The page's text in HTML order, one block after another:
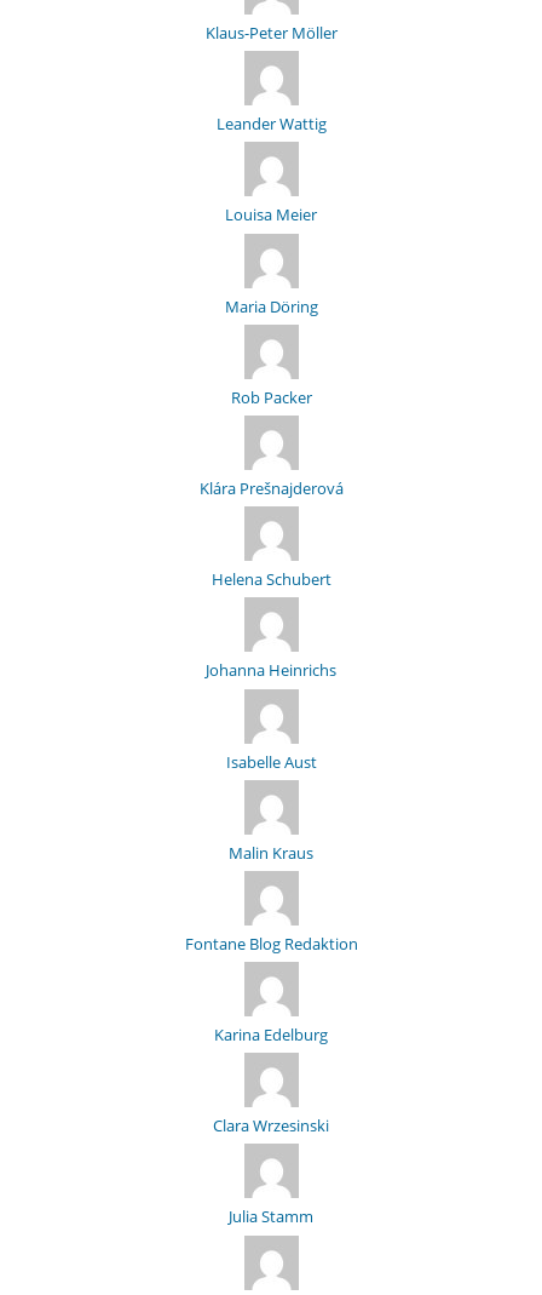
Klaus-Peter Möller
Leander Wattig
Louisa Meier
Maria Döring
Rob Packer
Klára Prešnajderová
Helena Schubert
Johanna Heinrichs
Isabelle Aust
Malin Kraus
Fontane Blog Redaktion
Karina Edelburg
Clara Wrzesinski
Julia Stamm